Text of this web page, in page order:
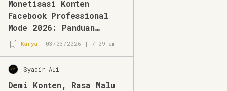
Monetisasi Konten
Facebook Professional
Mode 2026: Panduan
Lengkap & Strategi
Karya 03/03/2026 | 7:09 am
Syadir Ali
Demi Konten, Rasa Malu